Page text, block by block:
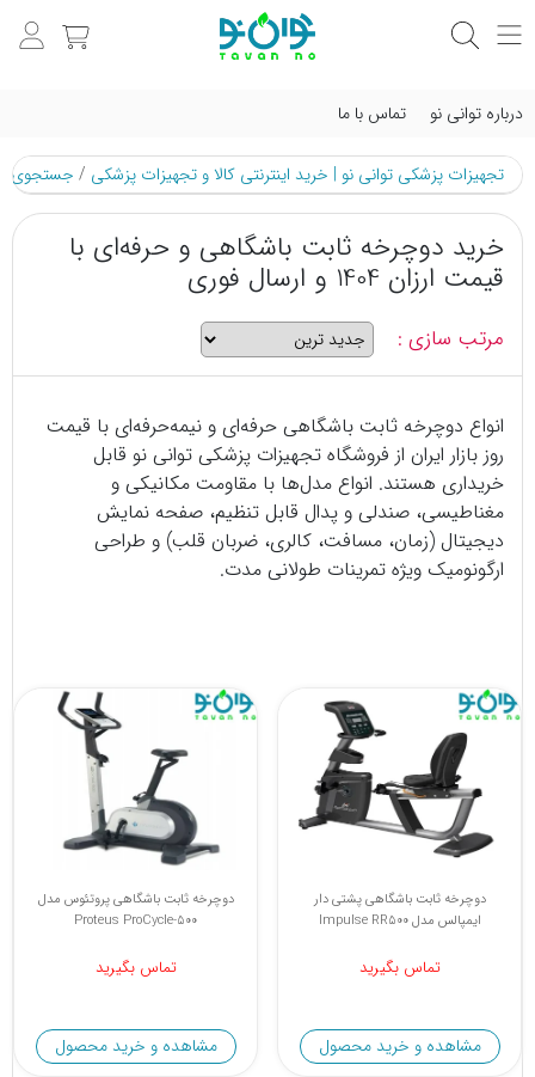
درباره توانی نو تماس با ما
تجهیزات پزشکی توانی نو | خرید اینترنتی کالا و تجهیزات پزشکی / جستجوی
خرید دوچرخه ثابت باشگاهی و حرفه‌ای با
قیمت ارزان 1404 و ارسال فوری
مرتب سازی :
انواع دوچرخه ثابت باشگاهی حرفه‌ای و نیمه‌حرفه‌ای با قیمت
روز بازار ایران از فروشگاه تجهیزات پزشکی توانی نو قابل
خریداری هستند. انواع مدل‌ها با مقاومت مکانیکی و
مغناطیسی، صندلی و پدال قابل تنظیم، صفحه نمایش
دیجیتال (زمان، مسافت، کالری، ضربان قلب) و طراحی
ارگونومیک ویژه تمرینات طولانی مدت.
دوچرخه ثابت باشگاهی پشتی دار
ایمپالس مدل Impulse RR500
تماس بگیرید
مشاهده و خرید محصول
دوچرخه ثابت باشگاهی پروتئوس مدل
Proteus ProCycle-500
تماس بگیرید
مشاهده و خرید محصول